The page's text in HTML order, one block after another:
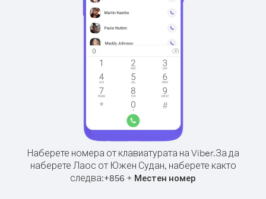
Наберете номера от клавиатурата на Viber.За да
наберете Лаос от Южен Судан, наберете както
следва:+856 + Местен номер